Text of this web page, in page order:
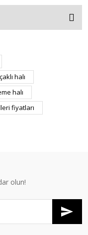
halı
halı
fiyatları
olun!